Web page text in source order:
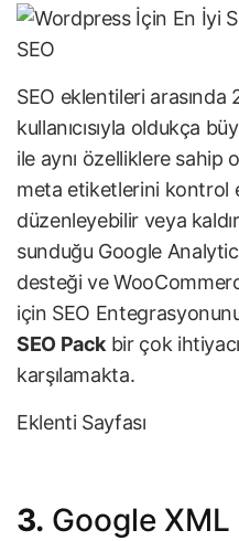
SEO eklentileri arasında
kullanıcısıyla oldukça
ile aynı özelliklere sahip
meta etiketlerini kontrol
düzenleyebilir veya
sunduğu Google
desteği ve
için SEO
SEO Packbir çok
karşılamakta.
Eklenti Sayfası
3. Google